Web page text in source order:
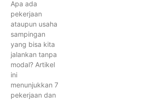
Apa ada
pekerjaan
ataupun usaha
sampingan
yang bisa kita
jalankan tanpa
modal? Artikel
ini
menunjukkan 7
pekerjaan dan